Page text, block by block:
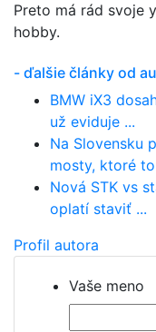
Preto má rád svoje
hobby.
- ďalšie články od
BMW iX3
už eviduje ...
Na Slovensku
mosty, ktoré
Nová STK vs
oplatí staviť ...
Profil autora
Vaše meno